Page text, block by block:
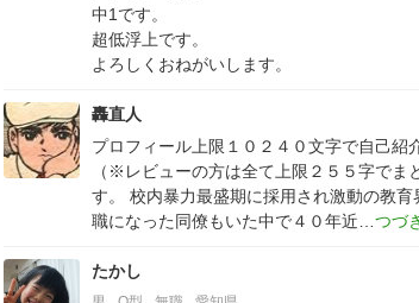
中1です。
超低浮上です。
よろしくおねがいします。
轟直人
プロフィール上限１０２４０文字で自己紹
（※レビューの方は全て上限２５５字でま
す。
校内暴力最盛期に採用され激動の教
職になった同僚もいた中で４０年近
たかし